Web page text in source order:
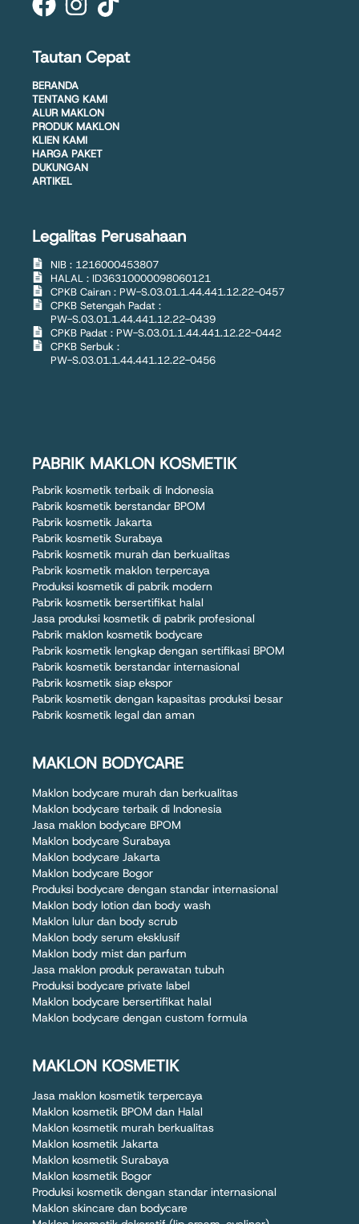
Tautan Cepat
BERANDA
TENTANG KAMI
ALUR MAKLON
PRODUK MAKLON
KLIEN KAMI
HARGA PAKET
DUKUNGAN
ARTIKEL
Legalitas Perusahaan
NIB : 1216000453807
HALAL : ID36310000098060121
CPKB Cairan : PW-S.03.01.1.44.441.12.22-0457
CPKB Setengah Padat :
PW-S.03.01.1.44.441.12.22-0439
CPKB Padat : PW-S.03.01.1.44.441.12.22-0442
CPKB Serbuk :
PW-S.03.01.1.44.441.12.22-0456
PABRIK MAKLON KOSMETIK
Pabrik kosmetik terbaik di Indonesia
Pabrik kosmetik berstandar BPOM
Pabrik kosmetik Jakarta
Pabrik kosmetik Surabaya
Pabrik kosmetik murah dan berkualitas
Pabrik kosmetik maklon terpercaya
Produksi kosmetik di pabrik modern
Pabrik kosmetik bersertifikat halal
Jasa produksi kosmetik di pabrik profesional
Pabrik maklon kosmetik bodycare
Pabrik kosmetik lengkap dengan sertifikasi BPOM
Pabrik kosmetik berstandar internasional
Pabrik kosmetik siap ekspor
Pabrik kosmetik dengan kapasitas produksi besar
Pabrik kosmetik legal dan aman
MAKLON BODYCARE
Maklon bodycare murah dan berkualitas
Maklon bodycare terbaik di Indonesia
Jasa maklon bodycare BPOM
Maklon bodycare Surabaya
Maklon bodycare Jakarta
Maklon bodycare Bogor
Produksi bodycare dengan standar internasional
Maklon body lotion dan body wash
Maklon lulur dan body scrub
Maklon body serum eksklusif
Maklon body mist dan parfum
Jasa maklon produk perawatan tubuh
Produksi bodycare private label
Maklon bodycare bersertifikat halal
Maklon bodycare dengan custom formula
MAKLON KOSMETIK
Jasa maklon kosmetik terpercaya
Maklon kosmetik BPOM dan Halal
Maklon kosmetik murah berkualitas
Maklon kosmetik Jakarta
Maklon kosmetik Surabaya
Maklon kosmetik Bogor
Produksi kosmetik dengan standar internasional
Maklon skincare dan bodycare